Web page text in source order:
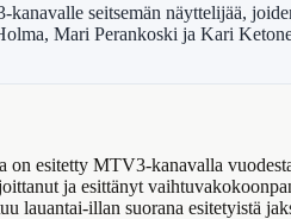
seitsemän näyttelijää,
Mari Perankoski ja Kari
on esitetty MTV3-kanavalla
ja esittänyt
lauantai-illan suorana esitetyistä